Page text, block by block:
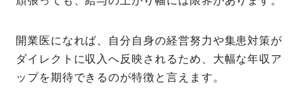
開業医になれば、自分自身の経営努力や集患対策が
ダイレクトに収入へ反映されるため、大幅な年収ア
ップを期待できるのが特徴と言えます。